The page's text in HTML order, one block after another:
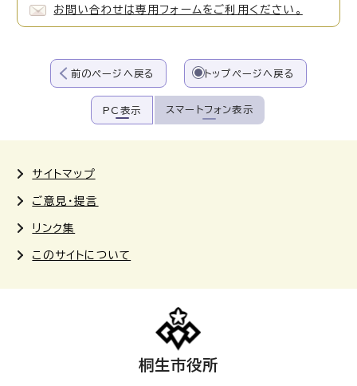
お問い合わせは専用フォームをご利用ください。
前のページへ戻る トップページへ戻る
PC表示 スマートフォン表示
サイトマップ
ご意見・提言
リンク集
このサイトについて
桐生市役所